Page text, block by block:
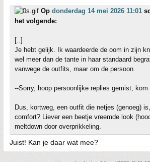
Op donderdag 14 mei 2026 11:01
het volgende:
[..]
Je hebt gelijk. Ik waardeerde de oom in zijn
wel meer dan de tante in haar standaard
vanwege de outfits, maar om de persoon.
--Sorry, hoop persoonlijke replies gemist, kom
Dus, kortweg, een outfit die netjes (genoeg)
comfort? Liever een beetje vreemde look
meltdown door overprikkeling.
Juist! Kan je daar wat mee?